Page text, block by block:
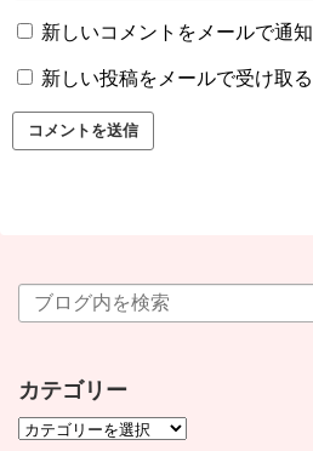
新しいコメントをメールで通知
新しい投稿をメールで受け取る
カテゴリー